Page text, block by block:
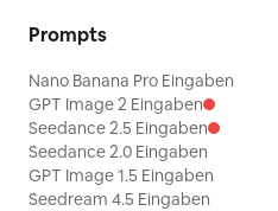
Prompts
Nano Banana Pro Eingaben
GPT Image 2 Eingaben
Seedance 2.5 Eingaben
Seedance 2.0 Eingaben
GPT Image 1.5 Eingaben
Seedream 4.5 Eingaben